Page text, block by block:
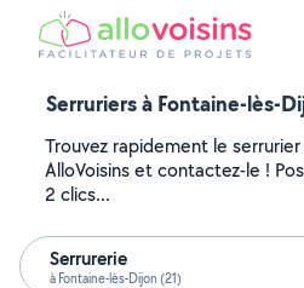
Serruriers à Fontaine-lès-
Trouvez rapidement le
AlloVoisins et contactez-le !
2 clics...
Serrurerie
à Fontaine-lès-Dijon (21)